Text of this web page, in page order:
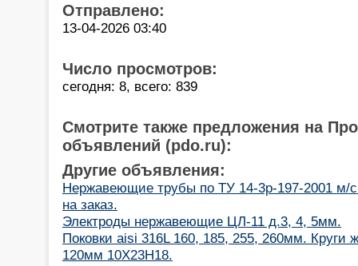
Отправлено:
13-04-2026 03:40
Число просмотров:
сегодня: 8, всего: 839
Смотрите также предложения на
объявлений (pdo.ru):
Другие объявления:
Нержавеющие трубы по ТУ 14-3р-197-2001 м/
на заказ.
Электроды нержавеющие ЦЛ-11 д.3, 4, 5мм.
Поковки aisi 316L 160, 185, 255, 260мм. Круги
120мм 10Х23Н18.